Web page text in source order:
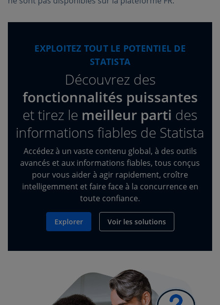
EXPLOITEZ TOUT LE POTENTIEL DE
STATISTA
Découvrez des
fonctionnalités puissantes
et tirez le meilleur parti des
informations fiables de Statista
Accédez à un vaste contenu global, à des outils
avancés et aux informations fiables, tous conçus
pour vous aider à agir rapidement, croître
intelligemment et faire face à la concurrence en
toute confiance.
Explorer Voir les solutions